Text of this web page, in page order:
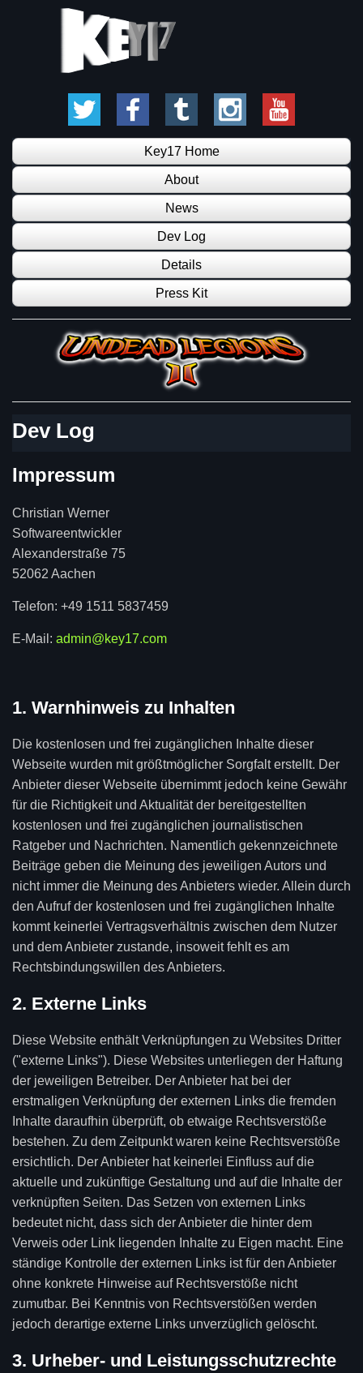
Key17 Home
About
News
Dev Log
Details
Press Kit
Dev Log
Impressum
Christian Werner
Softwareentwickler
Alexanderstraße 75
52062 Aachen
Telefon: +49 1511 5837459
E-Mail: admin@key17.com
1. Warnhinweis zu Inhalten
Die kostenlosen und frei zugänglichen Inhalte dieser
Webseite wurden mit größtmöglicher Sorgfalt erstellt. Der
Anbieter dieser Webseite übernimmt jedoch keine Gewähr
für die Richtigkeit und Aktualität der bereitgestellten
kostenlosen und frei zugänglichen journalistischen
Ratgeber und Nachrichten. Namentlich gekennzeichnete
Beiträge geben die Meinung des jeweiligen Autors und
nicht immer die Meinung des Anbieters wieder. Allein durch
den Aufruf der kostenlosen und frei zugänglichen Inhalte
kommt keinerlei Vertragsverhältnis zwischen dem Nutzer
und dem Anbieter zustande, insoweit fehlt es am
Rechtsbindungswillen des Anbieters.
2. Externe Links
Diese Website enthält Verknüpfungen zu Websites Dritter
("externe Links"). Diese Websites unterliegen der Haftung
der jeweiligen Betreiber. Der Anbieter hat bei der
erstmaligen Verknüpfung der externen Links die fremden
Inhalte daraufhin überprüft, ob etwaige Rechtsverstöße
bestehen. Zu dem Zeitpunkt waren keine Rechtsverstöße
ersichtlich. Der Anbieter hat keinerlei Einfluss auf die
aktuelle und zukünftige Gestaltung und auf die Inhalte der
verknüpften Seiten. Das Setzen von externen Links
bedeutet nicht, dass sich der Anbieter die hinter dem
Verweis oder Link liegenden Inhalte zu Eigen macht. Eine
ständige Kontrolle der externen Links ist für den Anbieter
ohne konkrete Hinweise auf Rechtsverstöße nicht
zumutbar. Bei Kenntnis von Rechtsverstößen werden
jedoch derartige externe Links unverzüglich gelöscht.
3. Urheber- und Leistungsschutzrechte